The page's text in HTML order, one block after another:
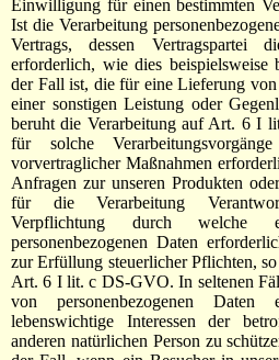
Einwilligung für einen bestimmten
Ist die Verarbeitung
Vertrags, dessen Vertragspartei
erforderlich, wie dies beispielsweise
der Fall ist, die für eine Lieferung
einer sonstigen Leistung oder
beruht die Verarbeitung auf Art. 6 I
für solche
vorvertraglicher Maßnahmen
Anfragen zur unseren Produkten
für die Verarbeitung
Verpflichtung durch welche
personenbezogenen Daten
zur Erfüllung steuerlicher Pflichten,
Art. 6 I lit. c DS-GVO. In seltenen
von personenbezogenen Daten
lebenswichtige Interessen der
anderen natürlichen Person zu